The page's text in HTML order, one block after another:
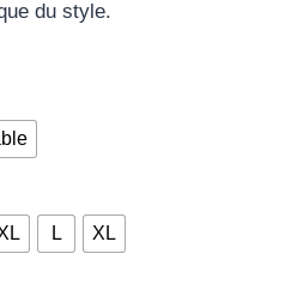
du style.
L XL